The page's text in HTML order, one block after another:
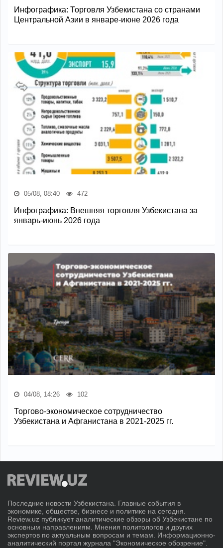
Инфографика: Торговля Узбекистана со странами
Центральной Азии в январе-июне 2026 года
05/08, 08:40 472
Инфографика: Внешняя торговля Узбекистана за
январь-июнь 2026 года
04/08, 14:26 102
Торгово-экономическое сотрудничество
Узбекистана и Афганистана в 2021-2025 гг.
Последние новости Узбекистана. Главные события в
экономике, обществе, бизнесе и политике на сегодня.
Review.uz публикует аналитические обзоры об Узбекистане по
основным направлениям. Мнения политологов и других
экспертов по актуальным вопросам и темам. Информационно-
аналитический портал журнала "Экономическое обозрение".